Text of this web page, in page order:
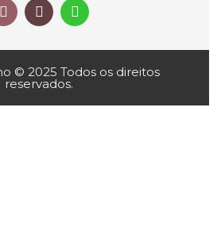
© 2025 Todos os direitos
reservados.